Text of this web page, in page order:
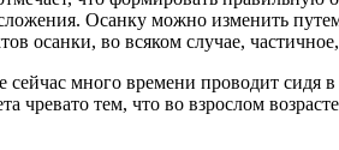
Осанку можно изменить
осанки, во всяком случае,
сейчас много времени проводит сидя
чревато тем, что во взрослом